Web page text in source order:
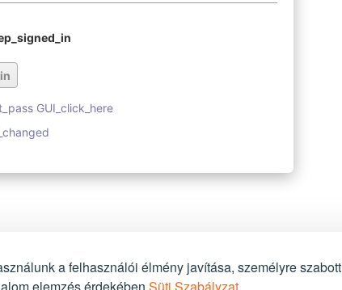
a felhasználói élmény javítása, személyre szabott
GUI_click_here